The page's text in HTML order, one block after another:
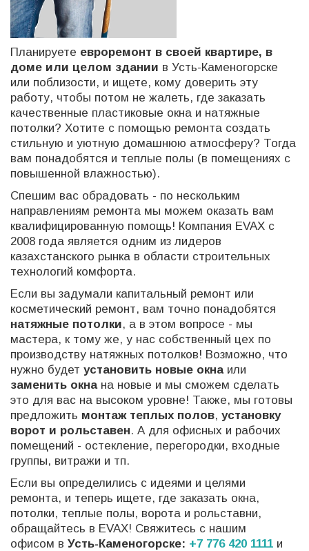
Планируете евроремонт в своей квартире, в
доме или целом здании в Усть-Каменогорске
или поблизости, и ищете, кому доверить эту
работу, чтобы потом не жалеть, где заказать
качественные пластиковые окна и натяжные
потолки? Хотите с помощью ремонта создать
стильную и уютную домашнюю атмосферу? Тогда
вам понадобятся и теплые полы (в помещениях с
повышенной влажностью).
Спешим вас обрадовать - по нескольким
направлениям ремонта мы можем оказать вам
квалифицированную помощь! Компания EVAX с
2008 года является одним из лидеров
казахстанского рынка в области строительных
технологий комфорта.
Если вы задумали капитальный ремонт или
косметический ремонт, вам точно понадобятся
натяжные потолки, а в этом вопросе - мы
мастера, к тому же, у нас собственный цех по
производству натяжных потолков! Возможно, что
нужно будет установить новые окна или
заменить окнана новые и мы сможем сделать
это для вас на высоком уровне! Также, мы готовы
предложить монтаж теплых полов, установку
ворот и рольставен. А для офисных и рабочих
помещений - остекление, перегородки, входные
группы, витражи и тп.
Если вы определились с идеями и целями
ремонта, и теперь ищете, где заказать окна,
потолки, теплые полы, ворота и рольставни,
обращайтесь в EVAX! Свяжитесь с нашим
офисом в Усть-Каменогорске: +7 776 420 1111 и